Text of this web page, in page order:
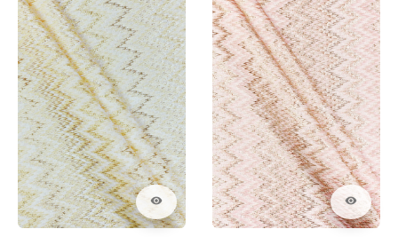
visibility visibility